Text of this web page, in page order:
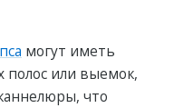
могут иметь
полос или выемок,
что